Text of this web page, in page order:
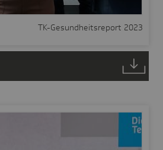
TK-Gesundheitsreport 2023